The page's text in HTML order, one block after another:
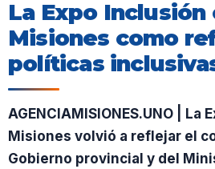
La Expo
Misiones como
políticas
AGENCIAMISIONES.UNO | La
Misiones volvió a reflejar el
Gobierno provincial y del